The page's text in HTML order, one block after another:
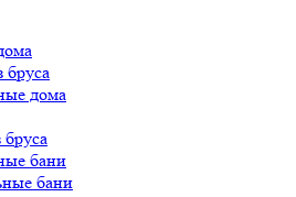
бруса
дома
бани
бани